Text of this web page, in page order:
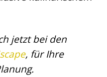
jetzt bei den
, für Ihre